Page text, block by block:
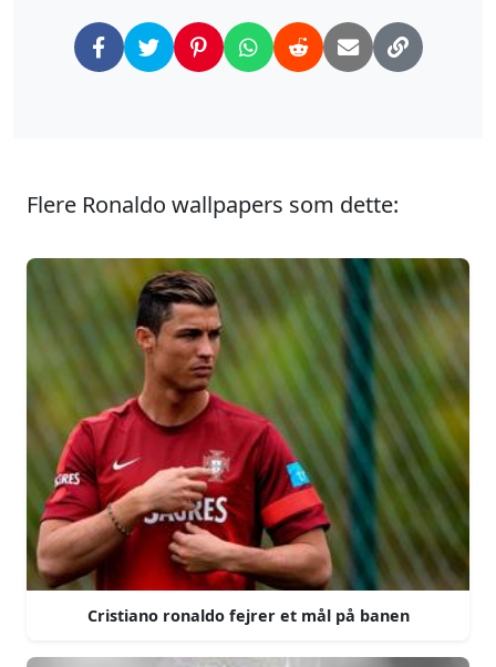
Flere Ronaldo wallpapers som dette:
Cristiano ronaldo fejrer et mål på banen